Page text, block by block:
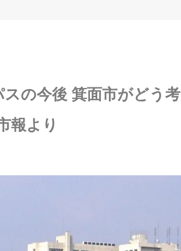
スの今後 箕面市がどう考
報より